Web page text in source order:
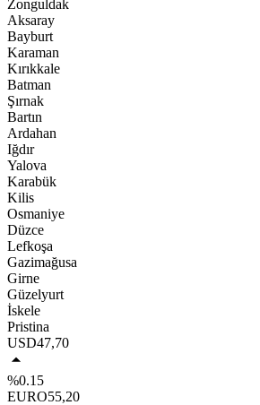
Zonguldak
Aksaray
Bayburt
Karaman
Kırıkkale
Batman
Şırnak
Bartın
Ardahan
Iğdır
Yalova
Karabük
Kilis
Osmaniye
Düzce
Lefkoşa
Gazimağusa
Girne
Güzelyurt
İskele
Pristina
USD47,70
%0.15
EURO55,20